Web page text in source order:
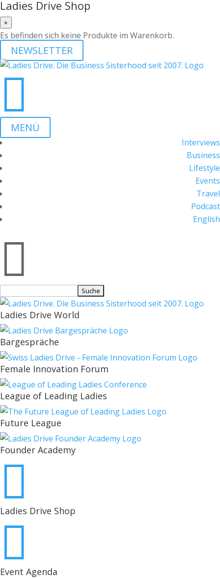
Ladies Drive Shop
×
Es befinden sich keine Produkte im Warenkorb.
NEWSLETTER

MENÜ
Interviews
Business
Lifestyle
Events
Travel
Podcast
English

nach:
Ladies Drive World
Bargespräche
Female Innovation Forum
League of Leading Ladies
Future League
Founder Academy

Ladies Drive Shop

Event Agenda